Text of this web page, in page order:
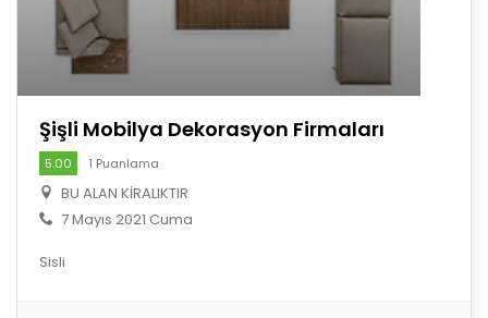
Şişli Mobilya Dekorasyon Firmaları
5.00 1 Puanlama
BU ALAN KİRALIKTIR
7 Mayıs 2021 Cuma
Sisli